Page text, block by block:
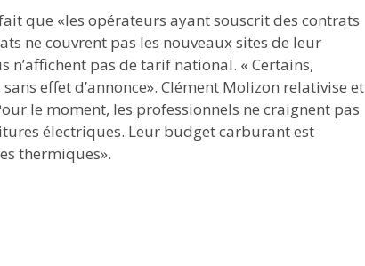
que «les opérateurs ayant souscrit des contrats
ne couvrent pas les nouveaux sites de leur
n’affichent pas de tarif national. « Certains,
effet d’annonce». Clément Molizon relativise et
le moment, les professionnels ne craignent pas
électriques. Leur budget carburant est
thermiques».